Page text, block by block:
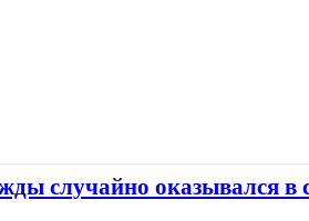
случайно оказывался в